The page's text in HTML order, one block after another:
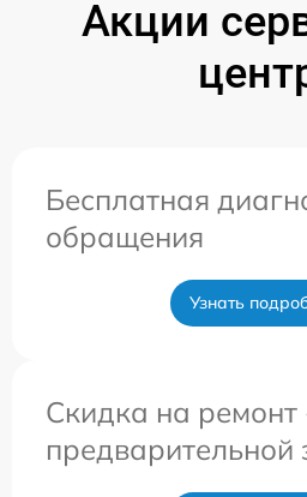
Акции
Бесплатная
обращения
Узнать
Скидка на ремонт
предварительной